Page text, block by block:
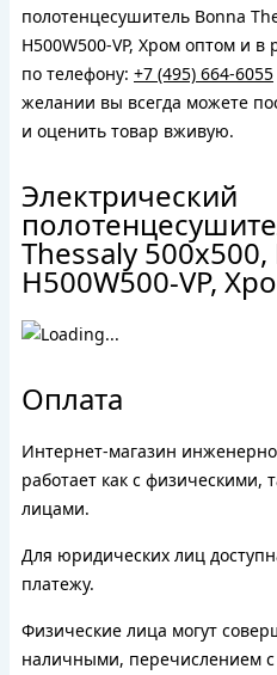
полотенцесушитель Bonna
H500W500-VP, Хром оптом и
по телефону: +7 (495) 664-6055
желании вы всегда можете
и оценить товар вживую.
Электрический
Thessaly 500x500,
H500W500-VP,
Оплата
Интернет-магазин
работает как с физическими,
лицами.
Для юридических лиц
платежу.
Физические лица могут
наличными, перечислением с